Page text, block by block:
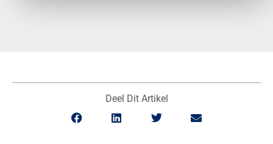
Deel Dit Artikel